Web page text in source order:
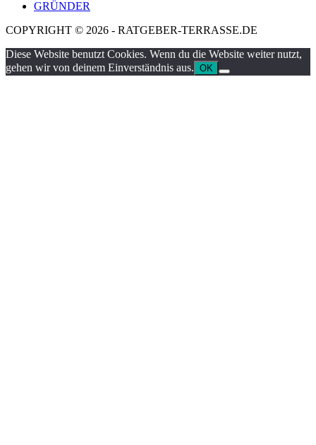
GRÜNDER
COPYRIGHT © 2026 - RATGEBER-TERRASSE.DE
Diese Website benutzt Cookies. Wenn du die Website weiter nutzt,
gehen wir von deinem Einverständnis aus. OK